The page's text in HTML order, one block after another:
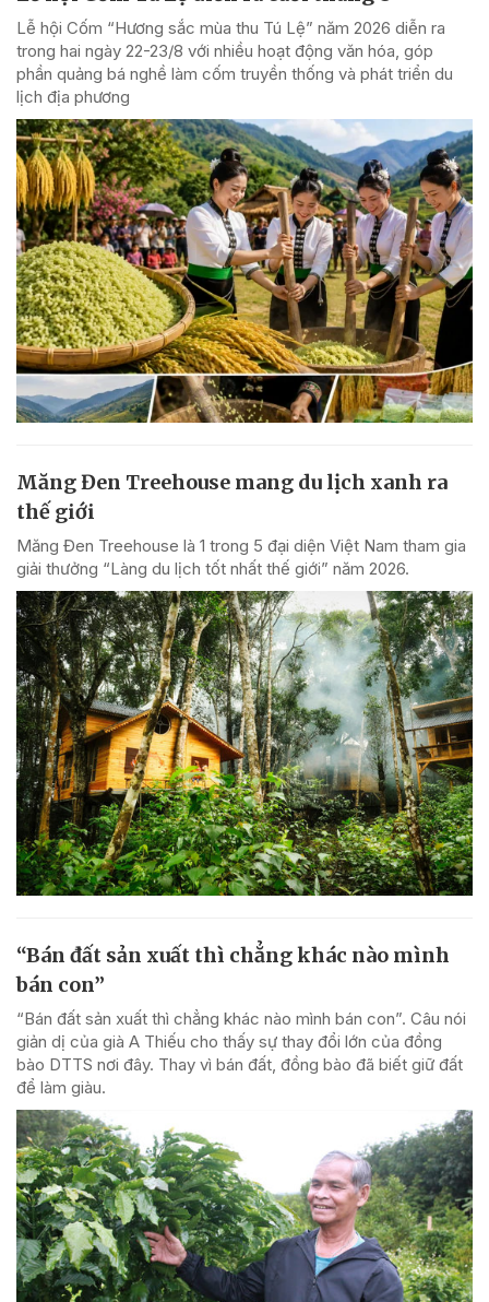
Lễ hội Cốm “Hương sắc mùa thu Tú Lệ” năm 2026 diễn ra
trong hai ngày 22-23/8 với nhiều hoạt động văn hóa, góp
phần quảng bá nghề làm cốm truyền thống và phát triển du
lịch địa phương
Măng Đen Treehouse mang du lịch xanh ra
thế giới
Măng Đen Treehouse là 1 trong 5 đại diện Việt Nam tham gia
giải thưởng “Làng du lịch tốt nhất thế giới” năm 2026.
“Bán đất sản xuất thì chẳng khác nào mình
bán con”
“Bán đất sản xuất thì chẳng khác nào mình bán con”. Câu nói
giản dị của già A Thiếu cho thấy sự thay đổi lớn của đồng
bào DTTS nơi đây. Thay vì bán đất, đồng bào đã biết giữ đất
để làm giàu.